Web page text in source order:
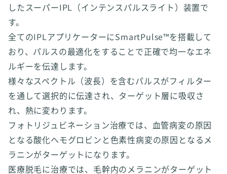
したスーパーIPL（インテンスパルスライト）装置で
す。
全てのIPLアプリケーターにSmartPulse™を搭載して
おり、パルスの最適化をすることで正確で均一なエネ
ルギーを伝達します。
様々なスペクトル（波長）を含むパルスがフィルター
を通して選択的に伝達され、ターゲット層に吸収さ
れ、熱に変わります。
フォトリジュビネーション治療では、血管病変の原因
となる酸化ヘモグロビンと色素性病変の原因となるメ
ラニンがターゲットになります。
医療脱毛に治療では、毛幹内のメラニンがターゲット